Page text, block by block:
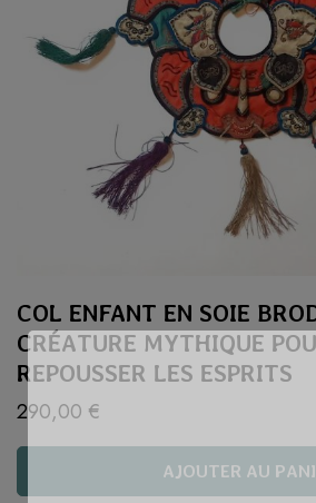
COL ENFANT EN SOIE
CRÉATURE MYTHIQUE
REPOUSSER LES ESPRITS
290,00 €
AJOUTER AU